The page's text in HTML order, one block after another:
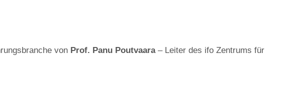
von Prof. Panu Poutvaara– Leiter des ifo Zentrums für